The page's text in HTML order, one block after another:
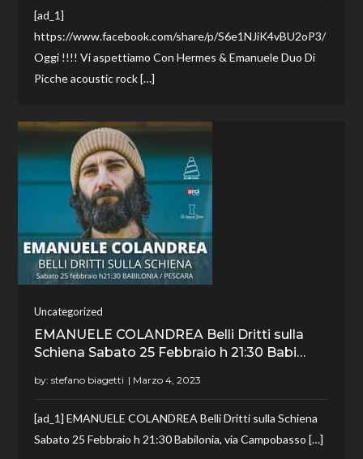
[ad_1]
https://www.facebook.com/share/p/S6e1NJiK4vBU2oP3/
Oggi !!!! Vi aspettiamo Con Hermes & Emanuele Duo Di
Picche acoustic rock […]
Uncategorized
EMANUELE COLANDREA Belli Dritti sulla
Schiena Sabato 25 Febbraio h 21:30 Babi…
by:stefano biagetti
[ad_1] EMANUELE COLANDREA Belli Dritti sulla Schiena
Sabato 25 Febbraio h 21:30 Babilonia, via Campobasso […]